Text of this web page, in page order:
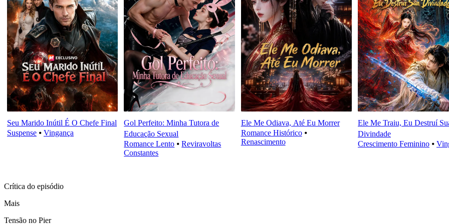
Seu Marido Inútil É O Chefe Final
Suspense ⦁ Vingança
Gol Perfeito: Minha Tutora de
Educação Sexual
Romance Lento ⦁Reviravoltas
Constantes
Ele Me Odiava, Até Eu Morrer
Romance Histórico⦁
Renascimento
Ele Me Traiu, Eu Destruí
Divindade
Crescimento Feminino⦁
Crítica do episódio
Mais
Tensão no Pier